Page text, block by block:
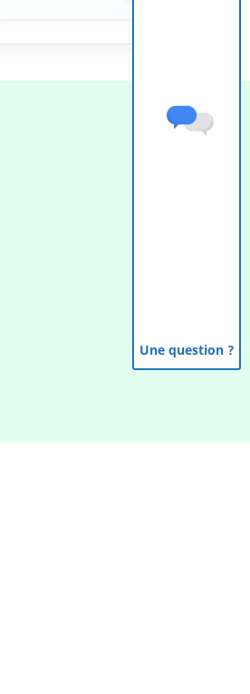
Une question ?